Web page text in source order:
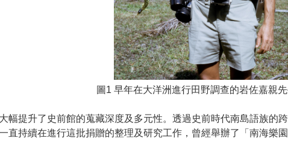
圖1 早年在大洋洲進行田野調查的岩佐嘉親先
幅提升了史前館的蒐藏深度及多元性。透過史前時代南島語族的
直持續在進行這批捐贈的整理及研究工作，曾經舉辦了「南海樂